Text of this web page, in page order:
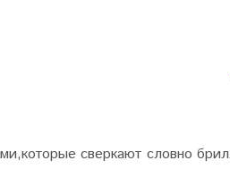
сверкают словно